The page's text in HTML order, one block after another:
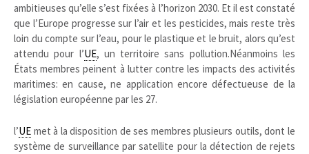
ambitieuses qu’elle s’est fixées à l’horizon 2030. Et il est constaté
que l’Europe progresse sur l’air et les pesticides, mais reste très
loin du compte sur l’eau, pour le plastique et le bruit, alors qu’est
attendu pour l’UE, un territoire sans pollution.Néanmoins les
États membres peinent à lutter contre les impacts des activités
maritimes: en cause, ne application encore défectueuse de la
législation européenne par les 27.
l’UE met à la disposition de ses membres plusieurs outils, dont le
système de surveillance par satellite pour la détection de rejets